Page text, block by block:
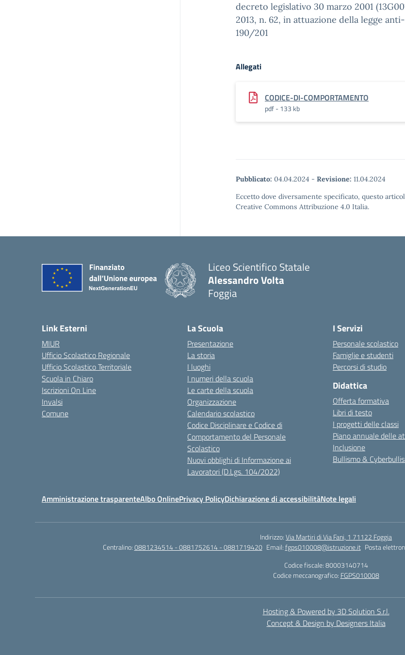
decreto legislativo 30 marzo 2001
2013, n. 62, in attuazione della legge
190/201
Allegati
CODICE-DI-COMPORTAMENTO
pdf - 133 kb
Pubblicato: 04.04.2024 - Revisione: 11.04.2024
Eccetto dove diversamente specificato, questo
Creative Commons Attribuzione 4.0 Italia.
Liceo Scientifico Statale
Alessandro Volta
Foggia
Link Esterni
MIUR
Ufficio Scolastico Regionale
Ufficio Scolastico Territoriale
Scuola in Chiaro
Iscrizioni On Line
Invalsi
Comune
La Scuola
Presentazione
La storia
I luoghi
I numeri della scuola
Le carte della scuola
Organizzazione
Calendario scolastico
Codice Disciplinare e Codice di
Comportamento del Personale
Scolastico
Nuovi obblighi di Informazione ai
Lavoratori (D.Lgs. 104/2022)
I Servizi
Personale scolastico
Famiglie e studenti
Percorsi di studio
Didattica
Offerta formativa
Libri di testo
I progetti delle classi
Piano annuale delle
Inclusione
Bullismo &
Amministrazione trasparenteAlbo OnlinePrivacy PolicyDichiarazione di accessibilitàNote legali
Indirizzo:Via Martiri di Via Fani, 1 71122 Foggia
Centralino:0881234514 - 0881752614 - 0881719420 Email:fgps010008@istruzione.it Posta
Codice fiscale: 80003140714
Codice meccanografico: FGPS010008
Hosting & Powered by 3D Solution S.r.l.
Concept & Design by Designers Italia